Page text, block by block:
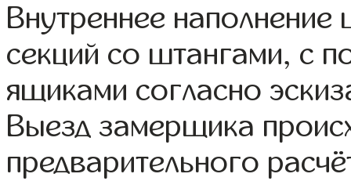
Внутреннее
секций со штангами, с
ящиками согласно
Выезд замерщика
предварительного